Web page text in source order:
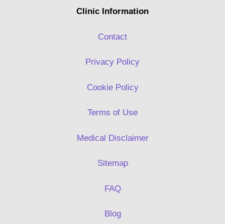
Clinic Information
Contact
Privacy Policy
Cookie Policy
Terms of Use
Medical Disclaimer
Sitemap
FAQ
Blog